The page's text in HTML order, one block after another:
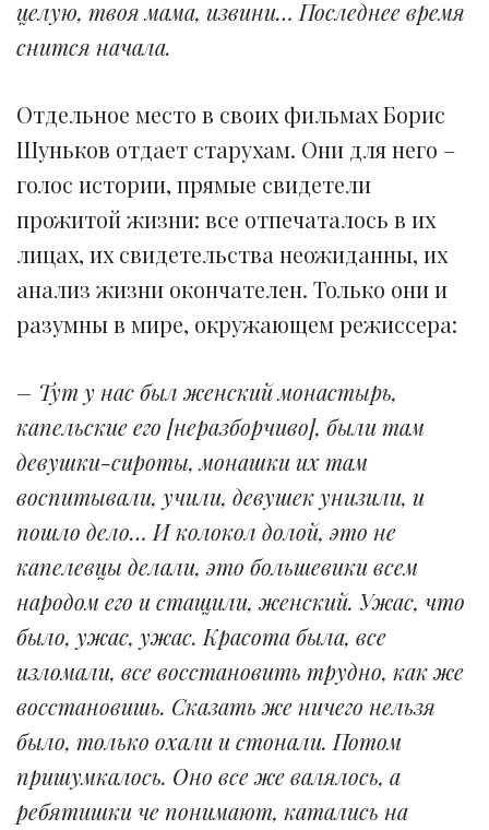
целую, твоя мама, извини… Последнее время
снится начала.
Отдельное место в своих фильмах Борис
Шуньков отдает старухам. Они для него –
голос истории, прямые свидетели
прожитой жизни: все отпечаталось в их
лицах, их свидетельства неожиданны, их
анализ жизни окончателен. Только они и
разумны в мире, окружающем режиссера:
– Тут у нас был женский монастырь,
капельские его [неразборчиво], были там
девушки-сироты, монашки их там
воспитывали, учили, девушек унизили, и
пошло дело… И колокол долой, это не
капелевцы делали, это большевики всем
народом его и стащили, женский. Ужас, что
было, ужас, ужас. Красота была, все
изломали, все восстановить трудно, как же
восстановишь. Сказать же ничего нельзя
было, только охали и стонали. Потом
пришумкалось. Оно все же валялось, а
ребятишки че понимают, катались на